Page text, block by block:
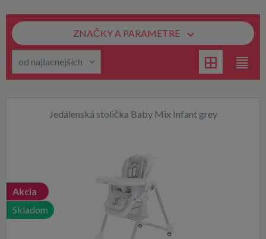
ZNAČKY A PARAMETRE
Jedálenská stolička Baby Mix Infant grey
Akcia
Skladom